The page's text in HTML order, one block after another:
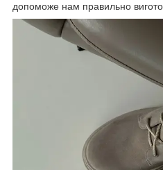
допоможе нам правильно